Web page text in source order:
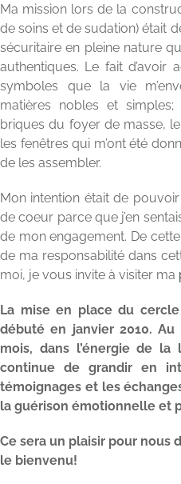
Ma mission lors de la
de soins et de sudation) était
sécuritaire en pleine nature
authentiques. Le fait d’avoir
symboles que la vie
matières nobles et
briques du foyer de masse,
les fenêtres qui m’ont été
de les assembler.
Mon intention était de
de coeur parce que j’en
de mon engagement. De
de ma responsabilité dans
moi, je vous invite à visiter ma
La mise en place du
débuté en janvier 2010. Au
mois, dans l’énergie de
continue de grandir en
témoignages et les
la guérison émotionnelle et
Ce sera un plaisir pour nous
le bienvenu!